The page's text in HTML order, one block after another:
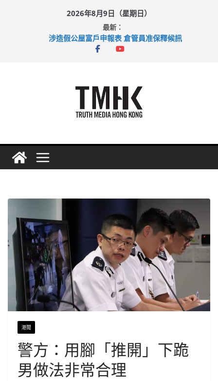
2026年8月9日（星期日）
最新：
涉造假公屋富戶申報表 倉管員准保釋候訊
港聞
警方：用腳「推開」下跪
男做法非常合理